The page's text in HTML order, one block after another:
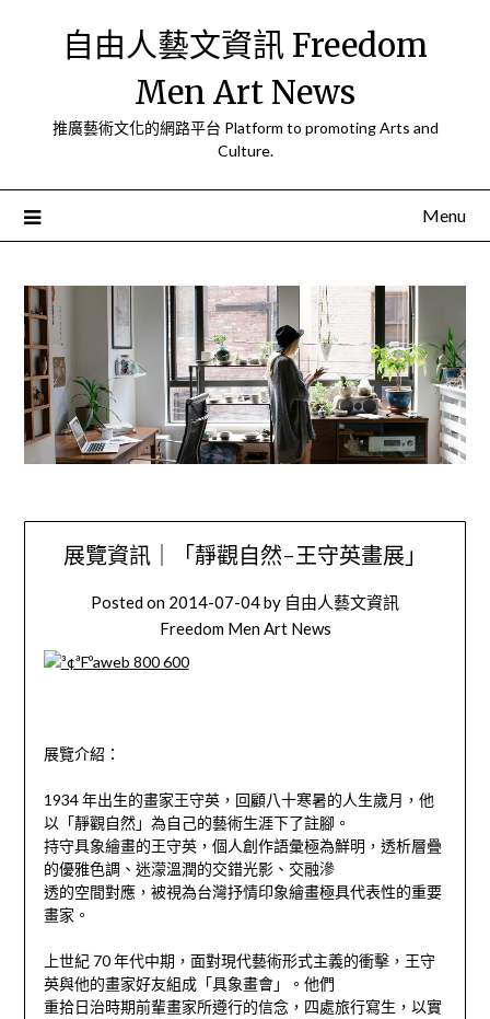
自由人藝文資訊 Freedom
Men Art News
推廣藝術文化的網路平台 Platform to promoting Arts and
Culture.
Menu
展覽資訊｜「靜觀自然-王守英畫展」
Posted on 2014-07-04by 自由人藝文資訊
Freedom Men Art News
展覽介紹：
1934 年出生的畫家王守英，回顧八十寒暑的人生歲月，他
以「靜觀自然」為自己的藝術生涯下了註腳。
持守具象繪畫的王守英，個人創作語彙極為鮮明，透析層疊
的優雅色調、迷濛溫潤的交錯光影、交融滲
透的空間對應，被視為台灣抒情印象繪畫極具代表性的重要
畫家。
上世紀 70 年代中期，面對現代藝術形式主義的衝擊，王守
英與他的畫家好友組成「具象畫會」。他們
重拾日治時期前輩畫家所遵行的信念，四處旅行寫生，以實